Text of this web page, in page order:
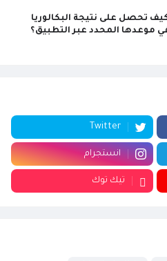
تحصل على نتيجة البكالوريا
Twitter
انستجرام
تيك توك